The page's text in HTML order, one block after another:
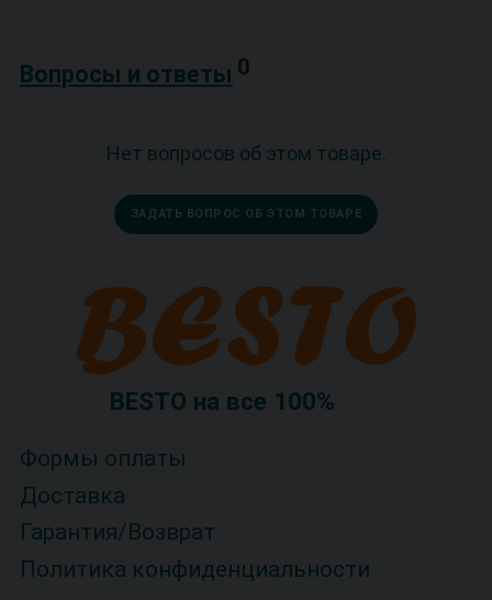
Вопросы и ответы 0
Нет вопросов об этом товаре.
ЗАДАТЬ ВОПРОС ОБ ЭТОМ ТОВАРЕ
BESTO на все 100%
Формы оплаты
Доставка
Гарантия/Возврат
Политика конфиденциальности